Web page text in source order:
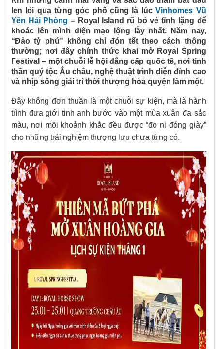
len lỏi qua từng góc phố cũng là lúcVinhomes Vũ
Yên Hải Phòng – Royal Island rũ bỏ vẻ tĩnh lặng để
khoác lên mình diện mạo lộng lẫy nhất. Năm nay,
“Đảo tỷ phú” không chỉ đón tết theo cách thông
thường; nơi đây chính thức khai mở Royal Spring
Festival – một chuỗi lễ hội đẳng cấp quốc tế, nơi tinh
thần quý tộc Âu châu, nghệ thuật trình diễn đỉnh cao
và nhịp sống giải trí thời thượng hòa quyện làm một.
Đây không đơn thuần là một chuỗi sự kiện, mà là hành
trình đưa giới tinh anh bước vào một mùa xuân đa sắc
màu, nơi mỗi khoảnh khắc đều được “đo ni đóng giày”
cho những trải nghiệm thượng lưu chưa từng có.